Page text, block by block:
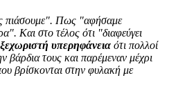
πιάσουμε". Πως "αφήσαμε
Και στο τέλος ότι "διαφεύγει
ξεχωριστή υπερηφάνεια ότι πολλοί
βάρδια τους και παρέμεναν μέχρι
βρίσκονται στην φυλακή με